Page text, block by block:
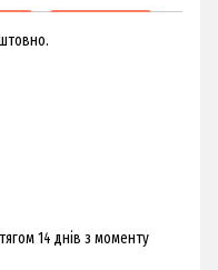
14 днів з моменту